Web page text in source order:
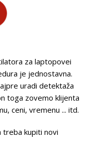
za laptopovei
je jednostavna.
uradi detektaža
toga zovemo klijenta
ceni, vremenu ... itd.
treba kupiti novi